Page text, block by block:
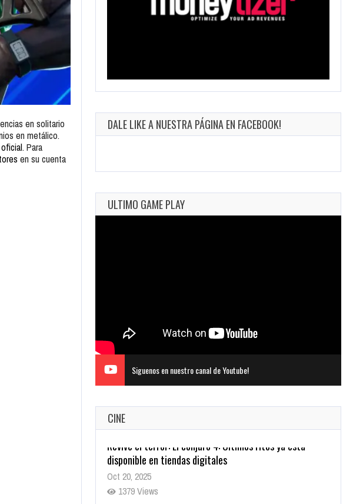
en solitario
en metálico.
. Para
en su cuenta
DALE LIKE A NUESTRA PÁGINA EN FACEBOOK!
ULTIMO GAME PLAY
Siguenos en nuestro canal de Youtube!
CINE
Warner Bros. lleva a las tiendas digitales su racha de
registros con sus últimas 6 películas
Oct 17, 2025